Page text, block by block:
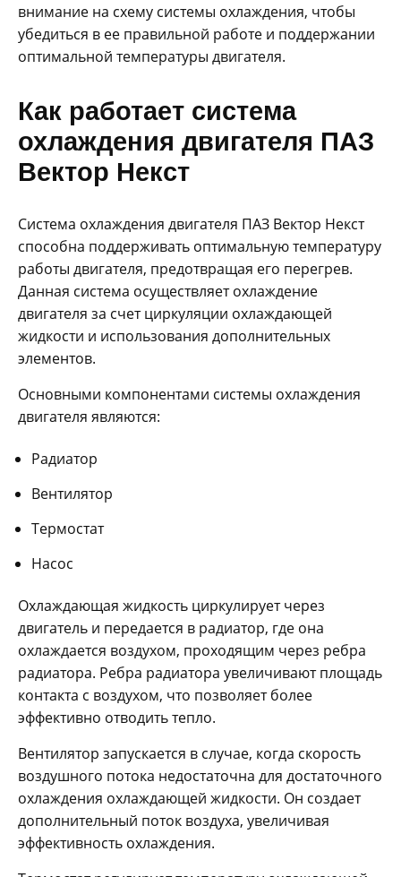
внимание на схему системы охлаждения, чтобы
убедиться в ее правильной работе и поддержании
оптимальной температуры двигателя.
Как работает система
охлаждения двигателя ПАЗ
Вектор Некст
Система охлаждения двигателя ПАЗ Вектор Некст
способна поддерживать оптимальную температуру
работы двигателя, предотвращая его перегрев.
Данная система осуществляет охлаждение
двигателя за счет циркуляции охлаждающей
жидкости и использования дополнительных
элементов.
Основными компонентами системы охлаждения
двигателя являются:
Радиатор
Вентилятор
Термостат
Насос
Охлаждающая жидкость циркулирует через
двигатель и передается в радиатор, где она
охлаждается воздухом, проходящим через ребра
радиатора. Ребра радиатора увеличивают площадь
контакта с воздухом, что позволяет более
эффективно отводить тепло.
Вентилятор запускается в случае, когда скорость
воздушного потока недостаточна для достаточного
охлаждения охлаждающей жидкости. Он создает
дополнительный поток воздуха, увеличивая
эффективность охлаждения.